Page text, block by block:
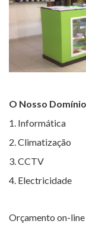
O Nosso Domínio
1. Informática
2. Climatização
3. CCTV
4. Electricidade
Orçamento on-